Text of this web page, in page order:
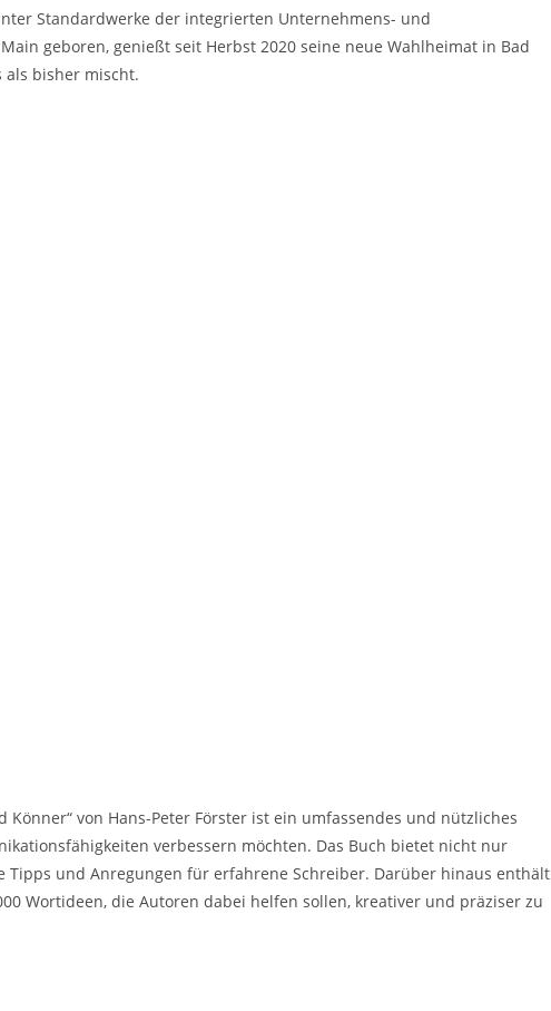
Standardwerke der integrierten Unternehmens- und
geboren, genießt seit Herbst 2020 seine neue Wahlheimat in Bad
als bisher mischt.
von Hans-Peter Förster ist ein umfassendes und nützliches
verbessern möchten. Das Buch bietet nicht nur
Tipps und Anregungen für erfahrene Schreiber. Darüber hinaus enthält
Wortideen, die Autoren dabei helfen sollen, kreativer und präziser zu